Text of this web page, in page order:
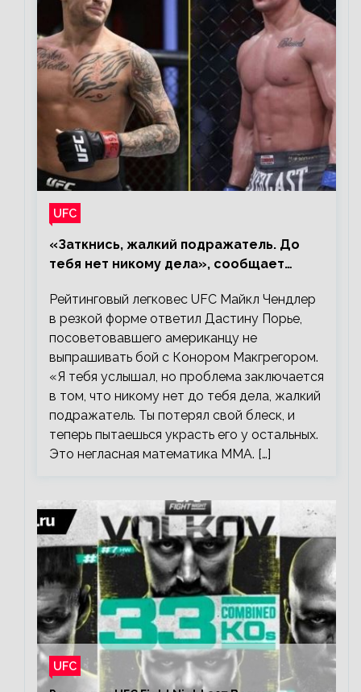
UFC
«Заткнись, жалкий подражатель. До
тебя нет никому дела», сообщает
Рейтинговый легковес UFC Майкл Чендлер
в резкой форме ответил Дастину Порье,
посоветовавшего американцу не
выпрашивать бой с Конором Макгрегором.
«Я тебя услышал, но проблема заключается
в том, что никому нет до тебя дела, жалкий
подражатель. Ты потерял свой блеск, и
теперь пытаешься украсть его у остальных.
Это негласная математика ММА. […]
UFC